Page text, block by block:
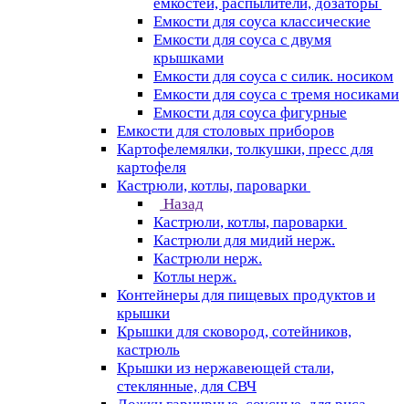
Емкости для соуса классические
Емкости для соуса с двумя
крышками
Емкости для соуса с силик. носиком
Емкости для соуса с тремя носиками
Емкости для соуса фигурные
Емкости для столовых приборов
Картофелемялки, толкушки, пресс для
картофеля
Кастрюли, котлы, пароварки
Назад
Кастрюли, котлы, пароварки
Кастрюли для мидий нерж.
Кастрюли нерж.
Котлы нерж.
Контейнеры для пищевых продуктов и
крышки
Крышки для сковород, сотейников,
кастрюль
Крышки из нержавеющей стали,
стеклянные, для СВЧ